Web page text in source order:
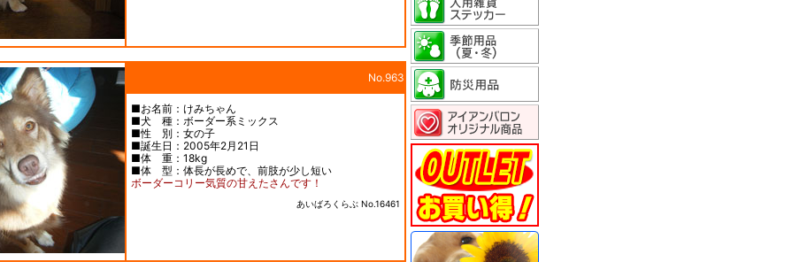
No.963
■お名前：けみちゃん
■犬 種：ボーダー系ミックス
■性 別：女の子
■誕生日：2005年2月21日
■体 重：18kg
■体 型：体長が長めで、前肢が少し短い
ボーダーコリー気質の甘えたさんです！
あいばろくらぶ No.16461